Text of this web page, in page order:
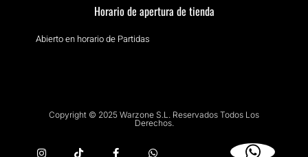
Horario de apertura de tienda
Abierto en horario de Partidas
Copyright © 2025 Warzone S.L. Reservados Todos Los
Derechos.